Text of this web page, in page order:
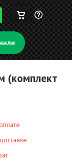
Задать
вопрос
Корзина
пуста
(комплект